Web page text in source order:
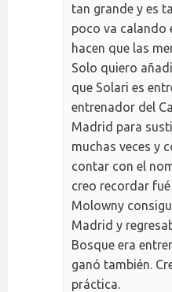
tan grande y es
poco va calando
hacen que las
Solo quiero
que Solari es
entrenador del
Madrid para
muchas veces y
contar con el
creo recordar
Molowny
Madrid y
Bosque era
ganó también.
práctica.